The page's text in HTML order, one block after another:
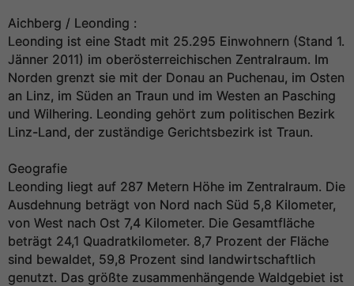
Aichberg / Leonding :
Leonding ist eine Stadt mit 25.295 Einwohnern (Stand 1.
Jänner 2011) im oberösterreichischen Zentralraum. Im
Norden grenzt sie mit der Donau an Puchenau, im Osten
an Linz, im Süden an Traun und im Westen an Pasching
und Wilhering. Leonding gehört zum politischen Bezirk
Linz-Land, der zuständige Gerichtsbezirk ist Traun.
Geografie
Leonding liegt auf 287 Metern Höhe im Zentralraum. Die
Ausdehnung beträgt von Nord nach Süd 5,8 Kilometer,
von West nach Ost 7,4 Kilometer. Die Gesamtfläche
beträgt 24,1 Quadratkilometer. 8,7 Prozent der Fläche
sind bewaldet, 59,8 Prozent sind landwirtschaftlich
genutzt. Das größte zusammenhängende Waldgebiet ist